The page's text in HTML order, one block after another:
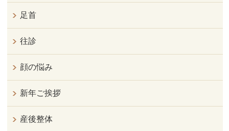
足首
往診
顔の悩み
新年ご挨拶
産後整体